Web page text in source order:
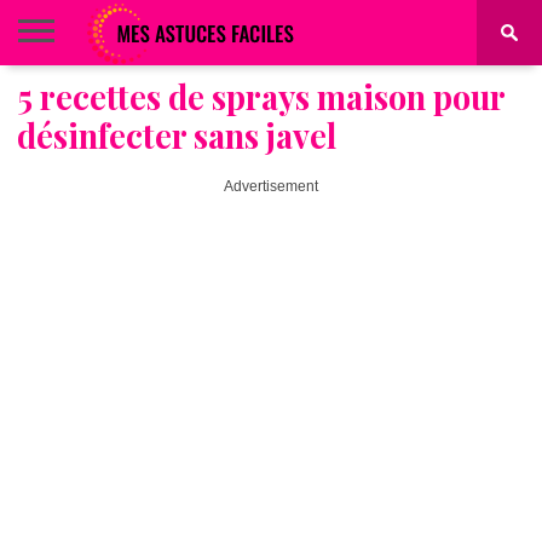
BEAUTÉ
COIFFURE
ALIMENTATION
MAQUILLAGE
MAISON
5 recettes de sprays maison pour
désinfecter sans javel
Advertisement